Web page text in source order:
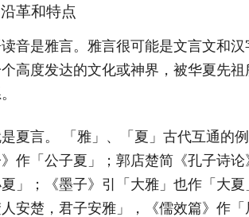
革和特点
音是雅言。雅言很可能是文言文和
高度发达的文化或神界，被华夏先
夏言。 「雅」、「夏」古代互通的例
》作「公子夏」；郭店楚简《孔子诗
」；《墨子》引「大雅」也作「大夏
安楚，君子安雅」，《儒效篇》作